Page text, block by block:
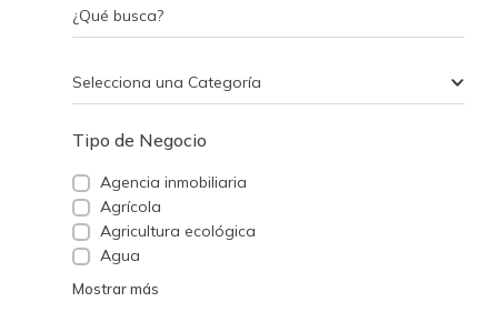
¿Qué busca?
Selecciona una Categoría
Tipo de Negocio
Agencia inmobiliaria
Agrícola
Agricultura ecológica
Agua
Mostrar más